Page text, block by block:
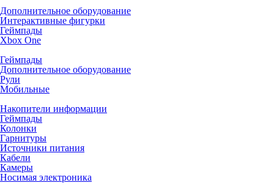
Дополнительное оборудование
Интерактивные фигурки
Геймпады
Xbox One
Геймпады
Дополнительное оборудование
Рули
Мобильные
Накопители информации
Геймпады
Колонки
Гарнитуры
Источники питания
Кабели
Камеры
Носимая электроника